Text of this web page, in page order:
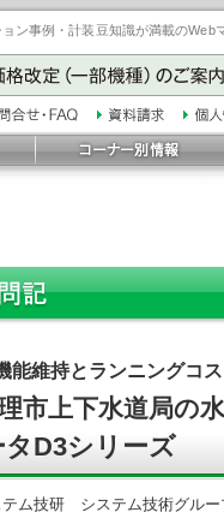
ン事例・計装豆知識が満載のWeb
能維持とランニングコ
市上下水道局の
D3シリーズ
テム技研 システム技術グルー